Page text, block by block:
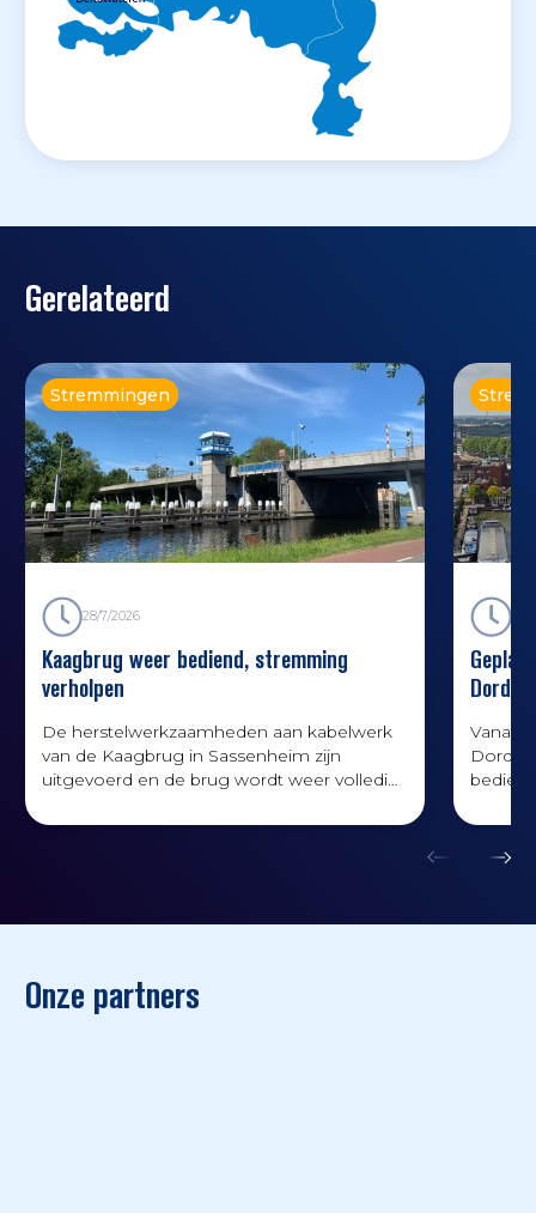
Gerelateerd
Stremmingen
28/7/2026
Kaagbrug weer bediend, stremming
verholpen
De herstelwerkzaamheden aan kabelwerk
van de Kaagbrug in Sassenheim zijn
uitgevoerd en de brug wordt weer volledig
Vanaf
Onze partners